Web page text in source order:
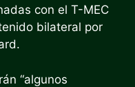
con el T-MEC
bilateral por
“algunos